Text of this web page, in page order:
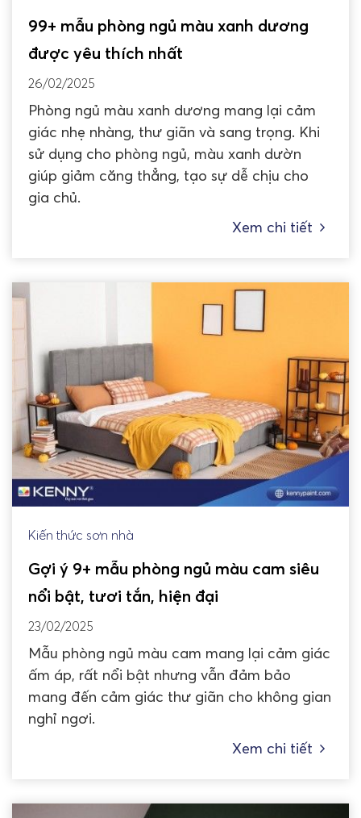
99+ mẫu phòng ngủ màu xanh dương
được yêu thích nhất
26/02/2025
Phòng ngủ màu xanh dương mang lại cảm
giác nhẹ nhàng, thư giãn và sang trọng. Khi
sử dụng cho phòng ngủ, màu xanh dườn
giúp giảm căng thẳng, tạo sự dễ chịu cho
gia chủ.
Xem chi tiết
Kiến thức sơn nhà
Gợi ý 9+ mẫu phòng ngủ màu cam siêu
nổi bật, tươi tắn, hiện đại
23/02/2025
Mẫu phòng ngủ màu cam mang lại cảm giác
ấm áp, rất nổi bật nhưng vẫn đảm bảo
mang đến cảm giác thư giãn cho không gian
nghỉ ngơi.
Xem chi tiết